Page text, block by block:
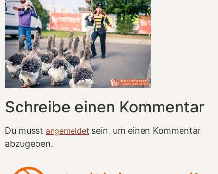
Schreibe einen Kommentar
Du musst angemeldet sein, um einen Kommentar
abzugeben.